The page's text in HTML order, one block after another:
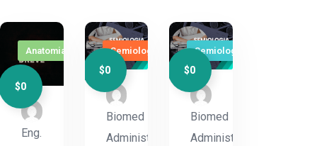
Anatomia
$0
Eng.
Semiologia
$0
Biomed
Administrador
Semiologia
$0
Biomed
Administrador